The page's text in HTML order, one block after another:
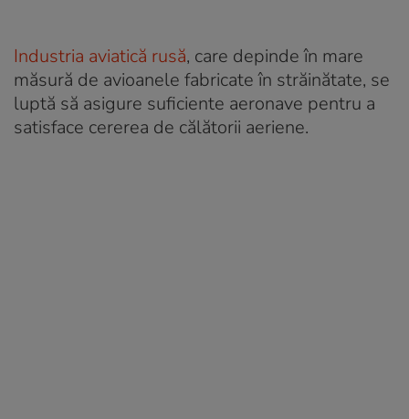
Industria aviatică rusă, care depinde în mare
măsură de avioanele fabricate în străinătate, se
luptă să asigure suficiente aeronave pentru a
satisface cererea de călătorii aeriene.